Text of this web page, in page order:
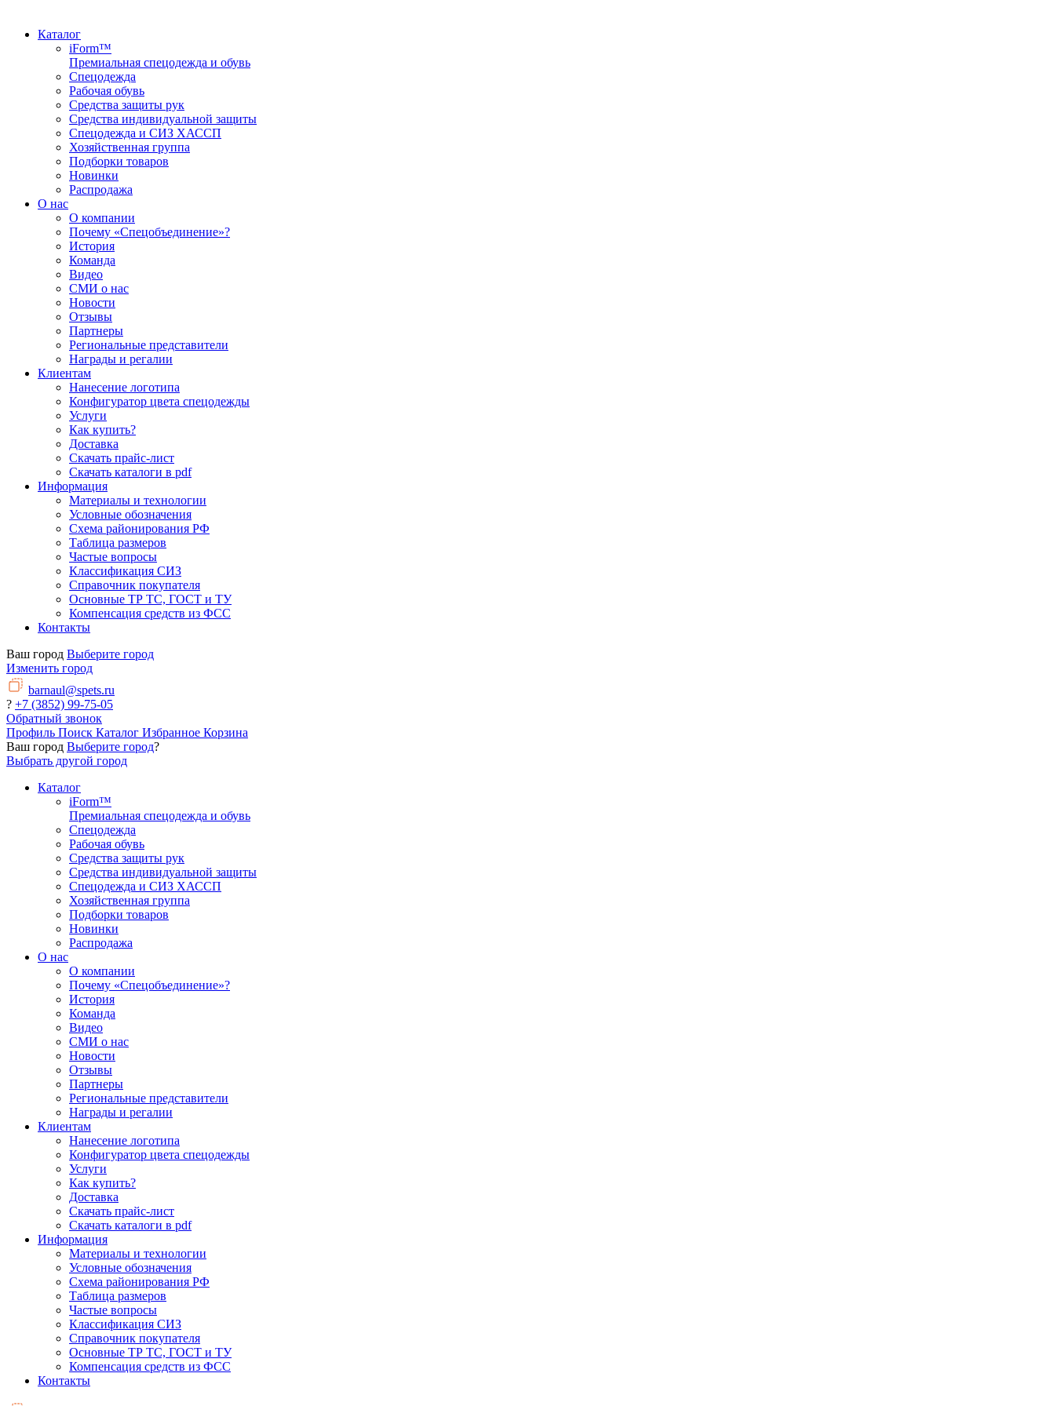
Каталог
iForm™
Премиальная спецодежда и обувь
Спецодежда
Рабочая обувь
Средства защиты рук
Средства индивидуальной защиты
Спецодежда и СИЗ ХАССП
Хозяйственная группа
Подборки товаров
Новинки
Распродажа
О нас
О компании
Почему «Спецобъединение»?
История
Команда
Видео
СМИ о нас
Новости
Отзывы
Партнеры
Региональные представители
Награды и регалии
Клиентам
Нанесение логотипа
Конфигуратор цвета спецодежды
Услуги
Как купить?
Доставка
Скачать прайс-лист
Скачать каталоги в pdf
Информация
Материалы и технологии
Условные обозначения
Схема районирования РФ
Таблица размеров
Частые вопросы
Классификация СИЗ
Справочник покупателя
Основные ТР ТС, ГОСТ и ТУ
Компенсация средств из ФСС
Контакты
Ваш город Выберите город
Изменить город
barnaul@spets.ru
? +7 (3852) 99-75-05
Обратный звонок
Профиль Поиск Каталог Избранное Корзина
Ваш город Выберите город?
Выбрать другой город
Каталог
iForm™
Премиальная спецодежда и обувь
Спецодежда
Рабочая обувь
Средства защиты рук
Средства индивидуальной защиты
Спецодежда и СИЗ ХАССП
Хозяйственная группа
Подборки товаров
Новинки
Распродажа
О нас
О компании
Почему «Спецобъединение»?
История
Команда
Видео
СМИ о нас
Новости
Отзывы
Партнеры
Региональные представители
Награды и регалии
Клиентам
Нанесение логотипа
Конфигуратор цвета спецодежды
Услуги
Как купить?
Доставка
Скачать прайс-лист
Скачать каталоги в pdf
Информация
Материалы и технологии
Условные обозначения
Схема районирования РФ
Таблица размеров
Частые вопросы
Классификация СИЗ
Справочник покупателя
Основные ТР ТС, ГОСТ и ТУ
Компенсация средств из ФСС
Контакты